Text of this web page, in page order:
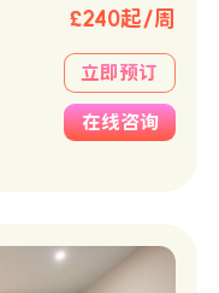
£240起/周
立即预订
在线咨询